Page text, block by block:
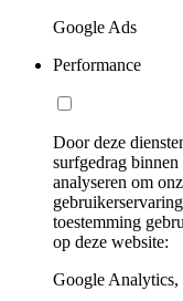
Google Ads
Performance
Door deze
surfgedrag
analyseren om
toestemming
op deze website:
Google